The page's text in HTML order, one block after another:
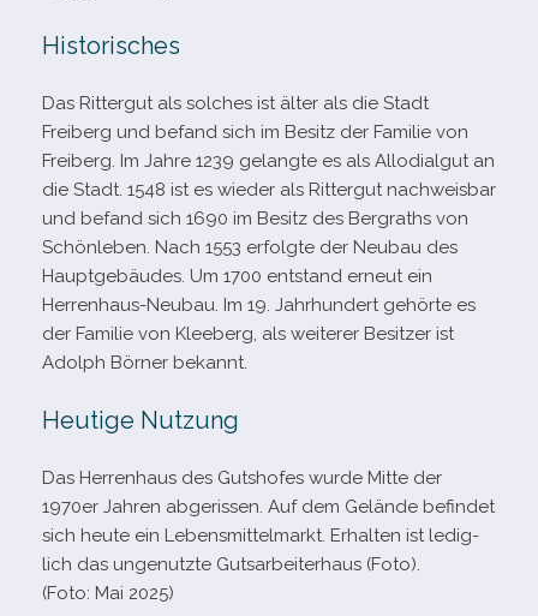
Historisches
Das Rittergut als sol­ches ist älter als die Stadt
Freiberg und befand sich im Besitz der Familie von
Freiberg. Im Jahre 1239 gelangte es als Allodialgut an
die Stadt. 1548 ist es wie­der als Rittergut nach­weis­bar
und befand sich 1690 im Besitz des Bergraths von
Schönleben. Nach 1553 erfolgte der Neubau des
Hauptgebäudes. Um 1700 ent­stand erneut ein
Herrenhaus-​Neubau. Im 19. Jahrhundert gehörte es
der Familie von Kleeberg, als wei­te­rer Besitzer ist
Adolph Börner bekannt.
Heutige Nutzung
Das Herrenhaus des Gutshofes wurde Mitte der
1970er Jahren abge­ris­sen. Auf dem Gelände befin­det
sich heute ein Lebensmittelmarkt. Erhalten ist ledig­
lich das unge­nutzte Gutsarbeiterhaus (Foto).
(Foto: Mai 2025)